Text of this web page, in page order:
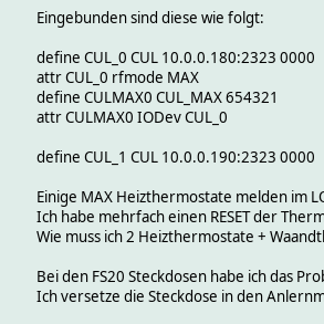
Eingebunden sind diese wie folgt:
define CUL_0 CUL 10.0.0.180:2323 0000
attr CUL_0 rfmode MAX
define CULMAX0 CUL_MAX 654321
attr CULMAX0 IODev CUL_0
define CUL_1 CUL 10.0.0.190:2323 0000
Einige MAX Heizthermostate melden im
Ich habe mehrfach einen RESET der
Wie muss ich 2 Heizthermostate +
Bei den FS20 Steckdosen habe ich das
Ich versetze die Steckdose in den